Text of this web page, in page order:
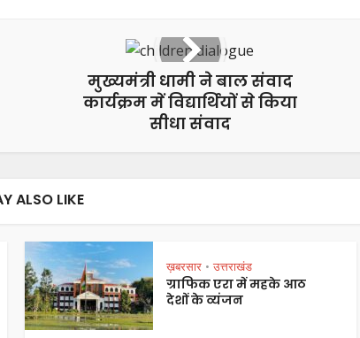
मुख्यमंत्री धामी ने बाल संवाद
कार्यक्रम में विद्यार्थियों से किया
सीधा संवाद
ALSO LIKE
ख़बरसार • उत्तराखंड
ग्राफिक एरा में महके आठ
देशों के व्यंजन